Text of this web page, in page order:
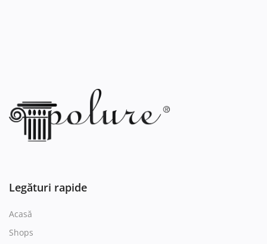
Legături rapide
Acasă
Shops